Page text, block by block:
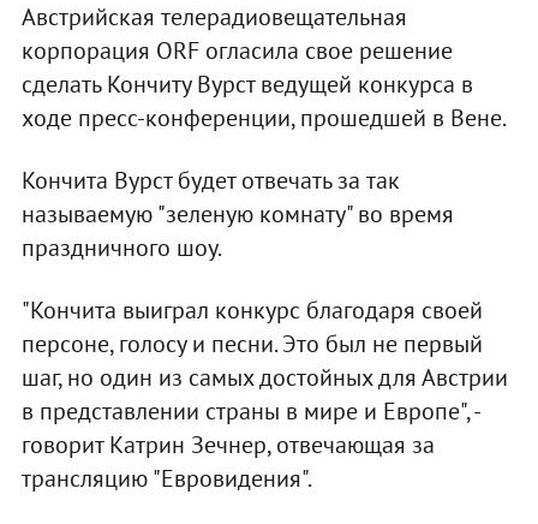
Австрийская телерадиовещательная
корпорация ORF огласила свое решение
сделать Кончиту Вурст ведущей конкурса в
ходе пресс-конференции, прошедшей в Вене.
Кончита Вурст будет отвечать за так
называемую "зеленую комнату" во время
праздничного шоу.
"Кончита выиграл конкурс благодаря своей
персоне, голосу и песни. Это был не первый
шаг, но один из самых достойных для Австрии
в представлении страны в мире и Европе", -
говорит Катрин Зечнер, отвечающая за
трансляцию "Евровидения".